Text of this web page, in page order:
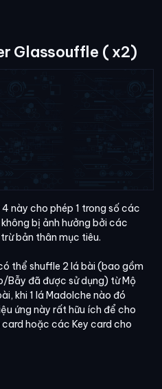
Glassouffle ( x2)
này cho phép 1 trong số các
bị ảnh hưởng bởi các
bản thân mục tiêu.
thể shuffle 2 lá bài (bao gồm
Bẫy đã được sử dụng) từ Mộ
khi 1 lá Madolche nào đó
ứng này rất hữu ích để cho
hoặc các Key card cho